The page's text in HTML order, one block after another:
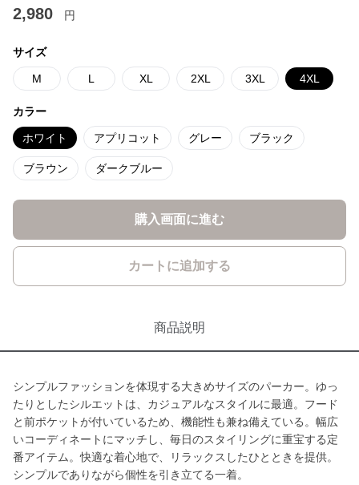
2,980 円
サイズ
M L XL 2XL 3XL 4XL
カラー
ホワイト アプリコット グレー ブラック
ブラウン ダークブルー
購入画面に進む
カートに追加する
商品説明
シンプルファッションを体現する大きめサイズのパーカー。ゆっ
たりとしたシルエットは、カジュアルなスタイルに最適。フード
と前ポケットが付いているため、機能性も兼ね備えている。幅広
いコーディネートにマッチし、毎日のスタイリングに重宝する定
番アイテム。快適な着心地で、リラックスしたひとときを提供。
シンプルでありながら個性を引き立てる一着。